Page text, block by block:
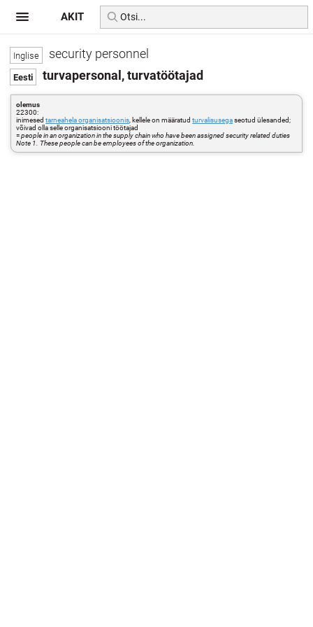
security personnel
turvapersonal, turvatöötajad
olemus
22300:
inimesedtarneahela organisatsioonis , kellele on määratudturvalisusegaseotud ülesanded;
võivad olla selle organisatsiooni töötajad
=people in an organization in the supply chain who have been assigned security related duties
Note 1. These people can be employees of the organization.
AKIT